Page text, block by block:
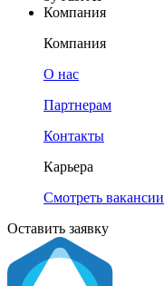
Компания
Компания
О нас
Партнерам
Контакты
Карьера
Смотреть вакансии
Оставить заявку